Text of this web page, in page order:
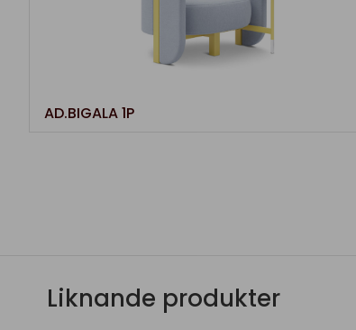
AD.BIGALA 1P
Liknande produkter